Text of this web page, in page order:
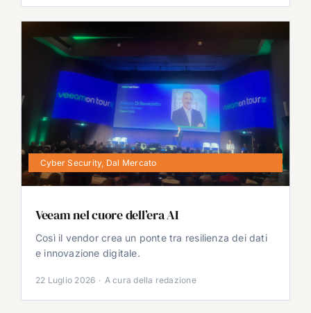
Cyber Security, Dal Mercato
Veeam nel cuore dell’era AI
Così il vendor crea un ponte tra resilienza dei dati
e innovazione digitale.
22 Luglio 2026 · A cura della redazione